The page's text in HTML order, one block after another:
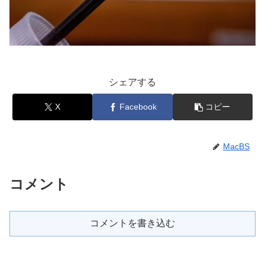
シェアする
X Facebook コピー
MacBS
コメント
コメントを書き込む